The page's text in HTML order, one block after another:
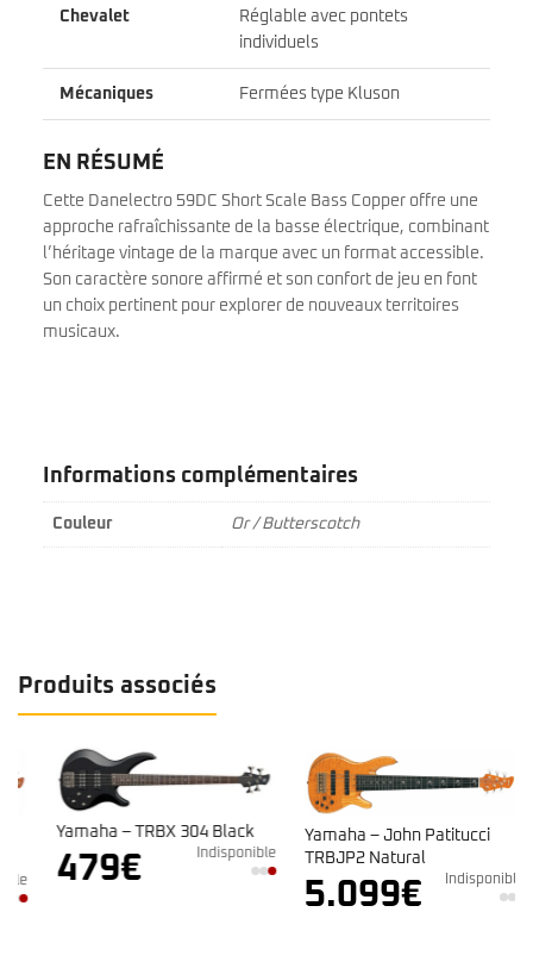
Chevalet
Réglable avec pontets
individuels
Mécaniques Fermées type Kluson
EN RÉSUMÉ
Cette Danelectro 59DC Short Scale Bass Copper offre une
approche rafraîchissante de la basse électrique, combinant
l’héritage vintage de la marque avec un format accessible.
Son caractère sonore affirmé et son confort de jeu en font
un choix pertinent pour explorer de nouveaux territoires
musicaux.
Informations complémentaires
Couleur Or / Butterscotch
Produits associés
Yamaha – TRBX 304 Black
479€ Indisponible
Yamaha – John Patitucci
TRBJP2 Natural
5.099€ Indisponible